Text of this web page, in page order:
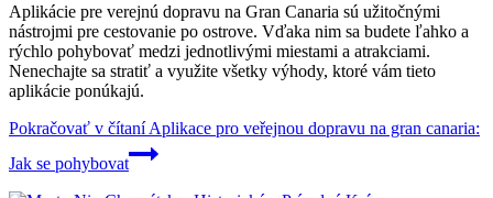
Aplikácie pre verejnú dopravu na Gran Canaria sú užitočnými
nástrojmi pre cestovanie po ostrove. Vďaka nim sa budete ľahko a
rýchlo pohybovať medzi jednotlivými miestami a atrakciami.
Nenechajte sa stratiť a využite všetky výhody, ktoré vám tieto
aplikácie ponúkajú.
Pokračovať v čítaníAplikace pro veřejnou dopravu na gran canaria:
Jak se pohybovat